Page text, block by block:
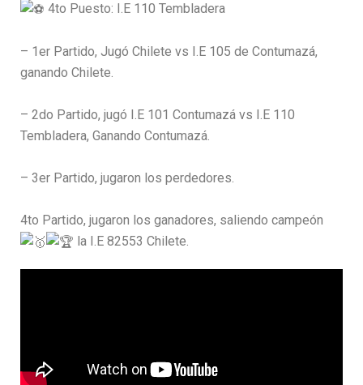
4to Puesto: I.E 110 Tembladera
– 1er Partido, Jugó Chilete vs I.E 105 de Contumazá,
ganando Chilete.
– 2do Partido, jugó I.E 101 Contumazá vs I.E 110
Tembladera, Ganando Contumazá.
– 3er Partido, jugaron los perdedores.
4to Partido, jugaron los ganadores, saliendo campeón
la I.E 82553 Chilete.